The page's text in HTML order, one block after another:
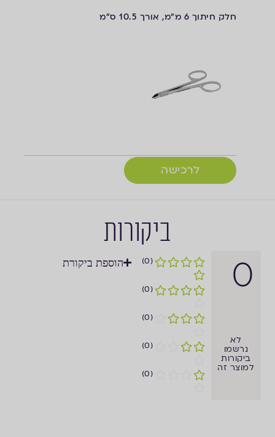
חלק חיתוך 6 מ"מ, אורך 10.5 ס"מ
לרכישה
ביקורות
(0)
(0)
(0)
(0)
(0)
0
לא
נרשמו
ביקורות
למוצר זה
הוספת ביקורת